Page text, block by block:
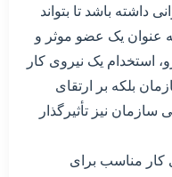
باشد تا بتواند
عنوان یک عضو موثر و
استخدام یک نیروی کار
بلکه بر ارتقای
نیز تأثیرگذار
کار مناسب برای